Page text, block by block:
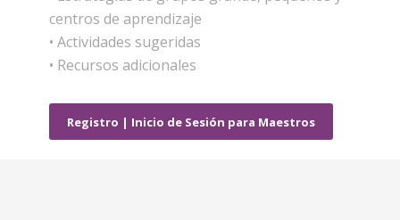
centros de aprendizaje
• Actividades sugeridas
• Recursos adicionales
Registro | Inicio de Sesión para Maestros